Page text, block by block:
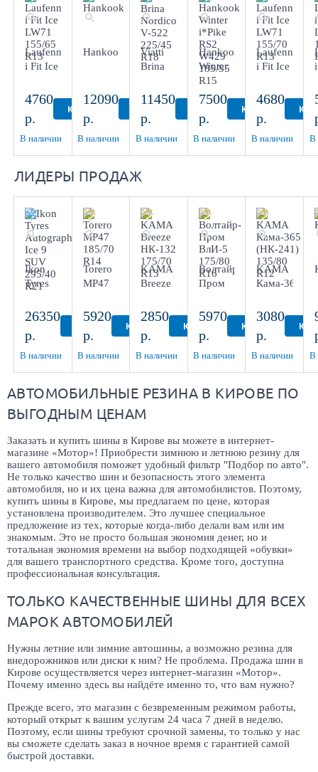
Laufenn
i Fit Ice
155/65
4760
р.
КУПИТЬ
В наличии
Hankook
12090
р.
В наличии
Viatti
Brina
V-522
R18
11450
р.
В наличии
Hankook
Winter
i*Pike
RS2
185/55
R15
7500
р.
КУПИТЬ
В наличии
Laufenn
i Fit Ice
155/70
4680
р.
В наличии В
ЛИДЕРЫ ПРОДАЖ
Ikon
Tyres
Ice 9
295/40
R21
26350
р.
В наличии
Torero
MP47
R14
5920
р.
КУПИТЬ
В наличии
KAMA
Breeze
175/70
2850
р.
КУПИТЬ
В наличии
Волтайр-
Пром
175/80
5970
р.
КУПИТЬ
В наличии
KAMA
Кама-365
135/80
3080
р.
В наличии В
АВТОМОБИЛЬНЫЕ РЕЗИНА В КИРОВЕ ПО
ВЫГОДНЫМ ЦЕНАМ
Заказать и купить шины в Кирове вы можете в интернет-
магазине «Мотор»! Приобрести зимнюю и летнюю резину для
вашего автомобиля поможет удобный фильтр "Подбор по авто".
Не только качество шин и безопасность этого элемента
автомобиля, но и их цена важна для автомобилистов. Поэтому,
купить шины в Кирове, мы предлагаем по цене, которая
установлена производителем. Это лучшее специальное
предложение из тех, которые когда-либо делали вам или им
знакомым. Это не просто большая экономия денег, но и
тотальная экономия времени на выбор подходящей «обувки»
для вашего транспортного средства. Кроме того, доступна
профессиональная консультация.
ТОЛЬКО КАЧЕСТВЕННЫЕ ШИНЫ ДЛЯ ВСЕХ
МАРОК АВТОМОБИЛЕЙ
Нужны летние или зимние автошины, а возможно резина для
внедорожников или диски к ним? Не проблема. Продажа шин в
Кирове осуществляется через интернет-магазин «Мотор».
Почему именно здесь вы найдёте именно то, что вам нужно?
Прежде всего, это магазин с безвременным режимом работы,
который открыт к вашим услугам 24 часа 7 дней в неделю.
Поэтому, если шины требуют срочной замены, то только у нас
вы сможете сделать заказ в ночное время с гарантией самой
быстрой доставки.